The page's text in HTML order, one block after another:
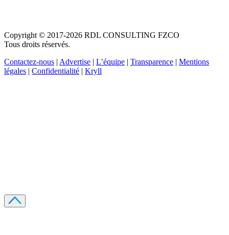
Copyright © 2017-2026 RDL CONSULTING FZCO
Tous droits réservés.
Contactez-nous | Advertise | L’équipe | Transparence | Mentions
légales | Confidentialité | Kryll